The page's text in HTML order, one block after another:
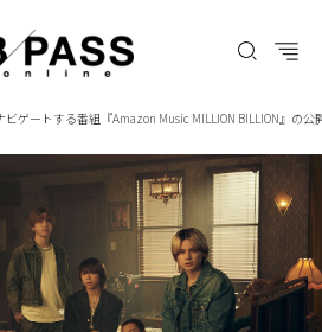
ビゲートする番組『Amazon Music MILLION BILLION』の